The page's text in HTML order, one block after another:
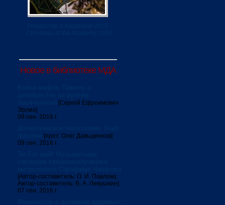
Новое в библиотеке МДА
[Сергей Ефроимович
Эрлих]
09 сен. 2016 г.
[прот. Олег Давыденков]
09 сен. 2016 г.
[Автор-составитель: О. И. Павлова;
Автор-составитель: В. А. Левушкин]
07 сен. 2016 г.